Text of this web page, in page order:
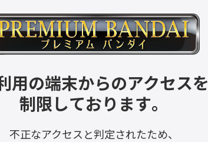
用の端末からのアクセスを
制限しております。
不正なアクセスと判定されたため、